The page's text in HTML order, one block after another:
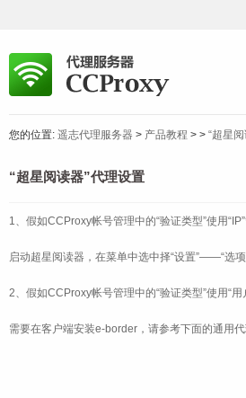
您的位置: 遥志代理服务器 > 产品教程 > > “超星
“超星阅读器”代理设置
1、假如CCProxy帐号管理中的“验证类型”使用
启动超星阅读器，在菜单中选中择“设置”——“选
2、假如CCProxy帐号管理中的“验证类型”使用“
需要在客户端安装e-border，请参考下面的通用代